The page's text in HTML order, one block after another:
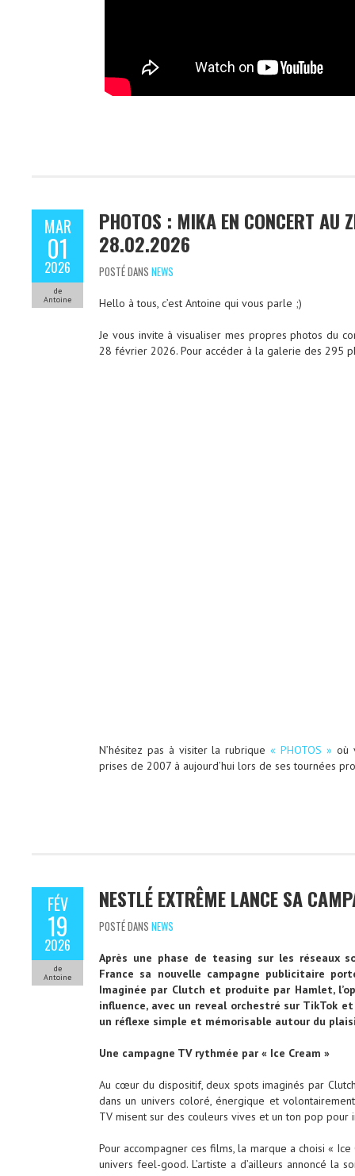
MAR
01
2026
de
Antoine
PHOTOS : MIKA EN CONCERT AU
28.02.2026
POSTÉ DANS NEWS
Hello à tous, c’est Antoine qui vous parle ;)
Je vous invite à visualiser mes propres photos du
28 février 2026. Pour accéder à la galerie des 295
N’hésitez pas à visiter la rubrique« PHOTOS » où
prises de 2007 à aujourd’hui lors de ses tournées
FÉV
19
2026
de
Antoine
NESTLÉ EXTRÊME LANCE SA
POSTÉ DANS NEWS
Après une phase de teasing sur les réseaux
France sa nouvelle campagne publicitaire
Imaginée par Clutch et produite par Hamlet,
influence, avec un reveal orchestré sur TikTok
un réflexe simple et mémorisable autour du
Une campagne TV rythmée par « Ice Cream »
Au cœur du dispositif, deux spots imaginés par
dans un univers coloré, énergique et
TV misent sur des couleurs vives et un ton pop pour
Pour accompagner ces films, la marque a choisi «
univers feel-good. L’artiste a d’ailleurs annoncé